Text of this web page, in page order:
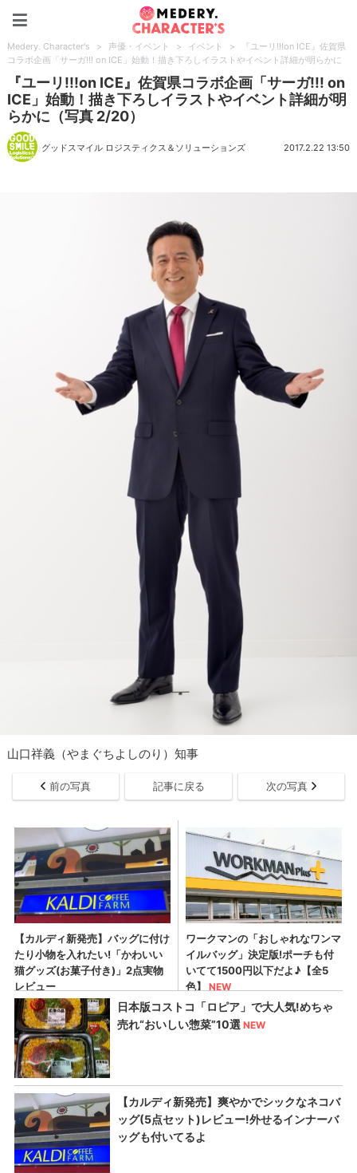
Medery. Character's > 声優・イベント > イベント >
『ユーリ!!!on ICE』佐賀県
コラボ企画「サーガ!!! on ICE」始動！描き下ろしイラストやイベント詳細が明らかに
『ユーリ!!!on ICE』佐賀県コラボ企画「サーガ!!! on
ICE」始動！描き下ろしイラストやイベント詳細が明
らかに（写真 2/20）
グッドスマイル ロジスティクス＆ソリューションズ 2017.2.22 13:50
山口祥義（やまぐちよしのり）知事
前の写真 記事に戻る 次の写真